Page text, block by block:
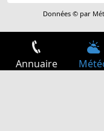
Données © par
Annuaire